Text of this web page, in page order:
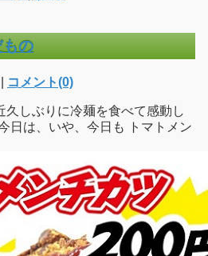
もの
コメント(0)
しぶりに冷麺を食べて感動し
日は、いや、今日も トマトメン